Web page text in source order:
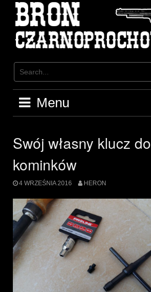
content
Menu
Swój własny klucz do
kominków
4 WRZEŚNIA 2016 HERON